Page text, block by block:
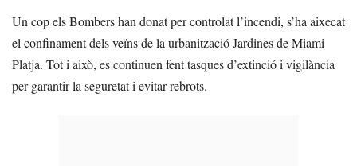
Un cop els Bombers han donat per controlat l’incendi, s’ha aixecat
el confinament dels veïns de la urbanització Jardines de Miami
Platja. Tot i això, es continuen fent tasques d’extinció i vigilància
per garantir la seguretat i evitar rebrots.